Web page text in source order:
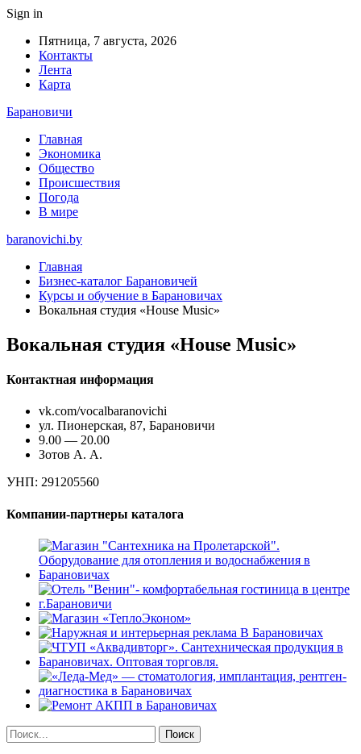
Sign in
Пятница, 7 августа, 2026
Контакты
Лента
Карта
Барановичи
Главная
Экономика
Общество
Происшествия
Погода
В мире
baranovichi.by
Главная
Бизнес-каталог Барановичей
Курсы и обучение в Барановичах
Вокальная студия «House Music»
Вокальная студия «House Music»
Контактная информация
vk.com/vocalbaranovichi
ул. Пионерская, 87, Барановичи
9.00 — 20.00
Зотов А. А.
УНП: 291205560
Компании-партнеры каталога